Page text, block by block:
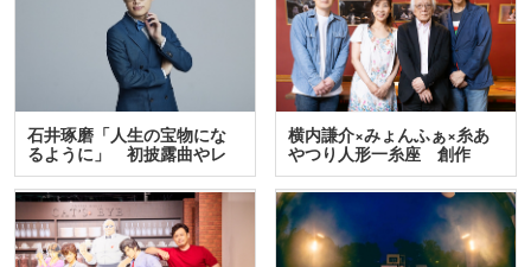
石井琢磨「人生の宝物にな
るように」 初披露曲やレ
ア…
横内謙介×みょんふぁ×糸あ
やつり人形一糸座 創作
人…